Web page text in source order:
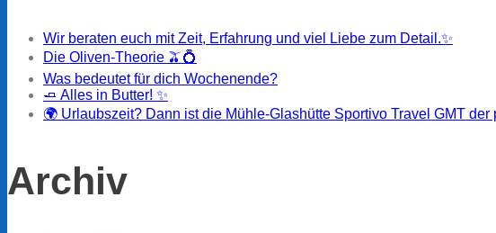
Wir beraten euch mit Zeit, Erfahrung und viel Liebe zum Detail.✨
Die Oliven-Theorie 🫒💍
Was bedeutet für dich Wochenende?
🧈 Alles in Butter! ✨
🌍 Urlaubszeit? Dann ist die Mühle-Glashütte Sportivo Travel GMT der
Archiv